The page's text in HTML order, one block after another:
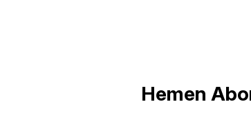
Ürün fiyatı diğer sitelerden daha pahalı.
Hemen